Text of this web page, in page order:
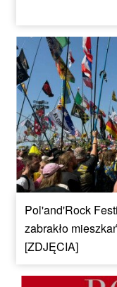
Pol'and'Rock
zabrakło
[ZDJĘCIA]